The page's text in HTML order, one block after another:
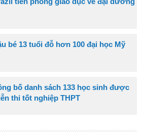
bé 13 tuổi đỗ hơn 100 đại học Mỹ
bố danh sách 133 học sinh được
thi tốt nghiệp THPT